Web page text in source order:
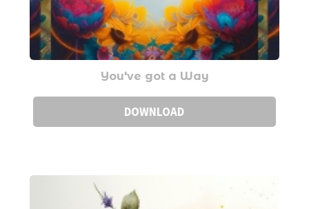
You've got a Way
DOWNLOAD